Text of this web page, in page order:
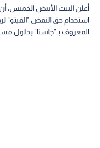
أعلن البيت الأبيض الخميس، أن
استخدام حق النقض "الفيتو"
المعروف بـ"جاستا" بحلول